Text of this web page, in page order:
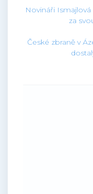
Novináři
za
České zbraně v